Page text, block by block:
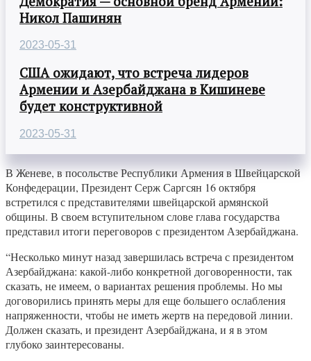
Никол Пашинян
2023-05-31
США ожидают, что встреча лидеров
Армении и Азербайджана в Кишиневе
будет конструктивной
2023-05-31
В Женеве, в посольстве Республики Армения в Швейцарской
Конфедерации, Президент Серж Саргсян 16 октября
встретился с представителями швейцарской армянской
общины. В своем вступительном слове глава государства
представил итоги переговоров с президентом Азербайджана.
“Несколько минут назад завершилась встреча с президентом
Азербайджана: какой-либо конкретной договоренности, так
сказать, не имеем, о вариантах решения проблемы. Но мы
договорились принять меры для еще большего ослабления
напряженности, чтобы не иметь жертв на передовой линии.
Должен сказать, и президент Азербайджана, и я в этом
глубоко заинтересованы.